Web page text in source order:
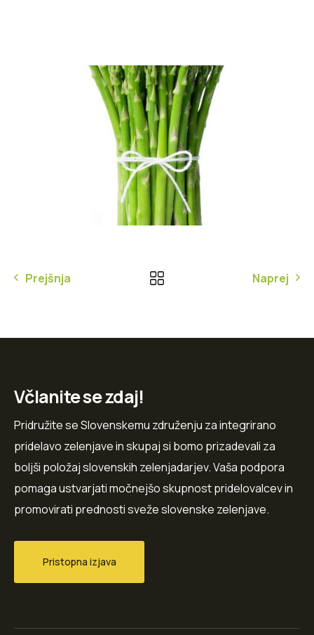
Prejšnja Naprej
Včlanite se zdaj!
Pridružite se Slovenskemu združenju za integrirano
pridelavo zelenjave in skupaj si bomo prizadevali za
boljši položaj slovenskih zelenjadarjev. Vaša podpora
pomaga ustvarjati močnejšo skupnost pridelovalcev in
promovirati prednosti sveže slovenske zelenjave.
Pristopna izjava